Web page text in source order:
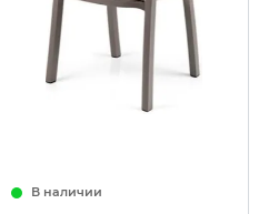
В наличии